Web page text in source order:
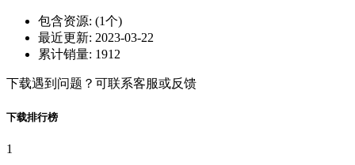
包含资源: (1个)
最近更新: 2023-03-22
累计销量: 1912
下载遇到问题？可联系客服或反馈
下载排行榜
1